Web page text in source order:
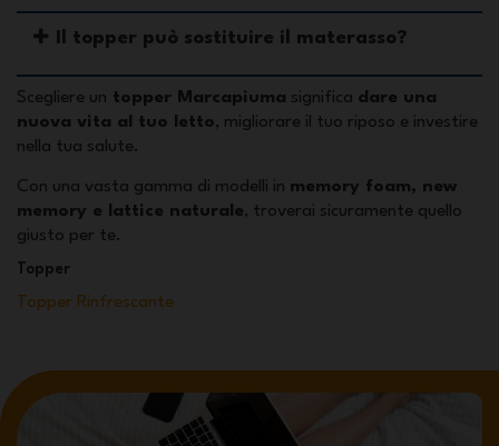
Il topper può sostituire il materasso?
Scegliere un topper Marcapiuma significa dare una
nuova vita al tuo letto, migliorare il tuo riposo e investire
nella tua salute.
Con una vasta gamma di modelli in memory foam, new
memory e lattice naturale, troverai sicuramente quello
giusto per te.
Topper
Topper Rinfrescante